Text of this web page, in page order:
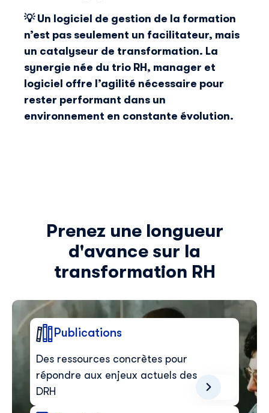
💡 Un logiciel de gestion de la formation
n’est pas seulement un facilitateur, mais
un catalyseur de transformation. La
synergie née du trio RH, manager et
logiciel offre l’agilité nécessaire pour
rester performant dans un
environnement en constante évolution.
Prenez une longueur
d'avance sur la
transformation RH
Publications
Des ressources concrètes pour
répondre aux enjeux actuels des
DRH